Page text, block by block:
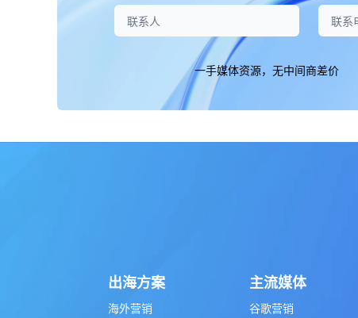
一手媒体资源，无中间商差价
出海方案
海外营销
主流媒体
谷歌营销